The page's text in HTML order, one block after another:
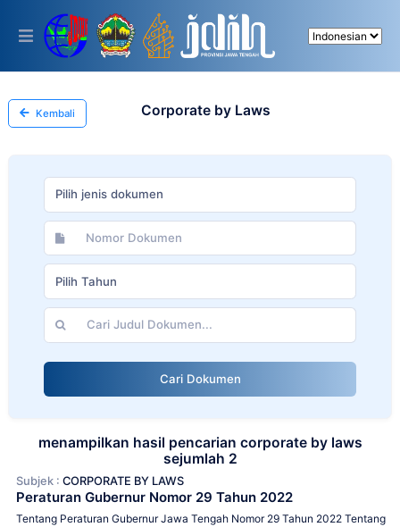
This
includes
accessibility
system.
Kembali Corporate by Laws
Pilih jenis dokumen
Pilih Tahun
Cari Dokumen
menampilkan hasil pencarian corporate by laws
sejumlah 2
Subjek : CORPORATE BY LAWS
Peraturan Gubernur Nomor 29 Tahun 2022
Tentang Peraturan Gubernur Jawa Tengah Nomor 29 Tahun 2022 Tentang